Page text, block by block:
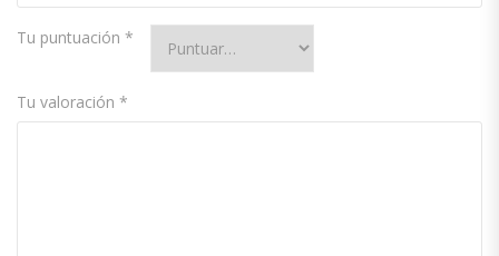
Tu puntuación *
Tu valoración *